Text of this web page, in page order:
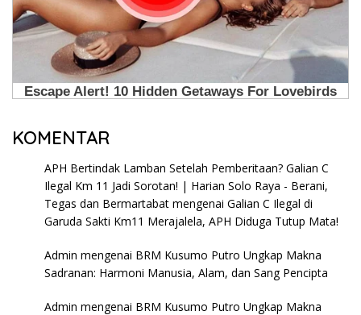
KOMENTAR
APH Bertindak Lamban Setelah Pemberitaan? Galian C
Ilegal Km 11 Jadi Sorotan! | Harian Solo Raya - Berani,
Tegas dan Bermartabat mengenai Galian C Ilegal di
Garuda Sakti Km11 Merajalela, APH Diduga Tutup Mata!
Admin mengenai BRM Kusumo Putro Ungkap Makna
Sadranan: Harmoni Manusia, Alam, dan Sang Pencipta
Admin mengenai BRM Kusumo Putro Ungkap Makna